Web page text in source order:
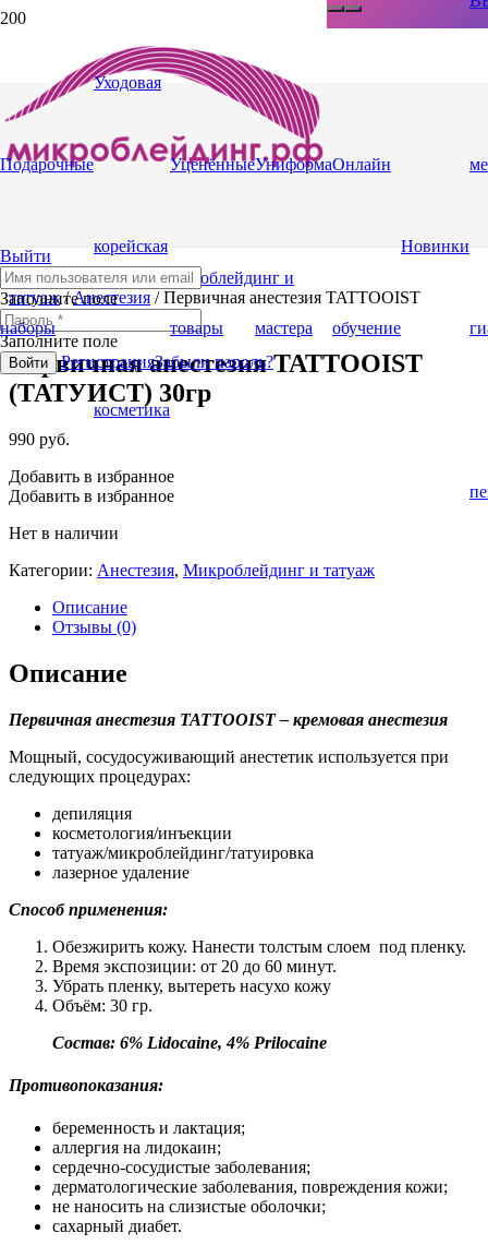
Подарочные
наборы
Уходовая
корейская
косметика
Уценённые
товары
Униформа
мастера
Онлайн
обучение
Новинки
Выйти
Заполните поле
Заполните поле
Войти РегистрацияЗабыли пароль?
Главная/Магазин/ Микроблейдинг и
татуаж/Анестезия / Первичная анестезия TATTOOIST
(ТАТУИСТ) 30гр
Первичная анестезия TATTOOIST
(ТАТУИСТ) 30гр
990 руб.
Добавить в избранное
Добавить в избранное
Нет в наличии
Категории: Анестезия, Микроблейдинг и татуаж
Описание
Отзывы (0)
Описание
Первичная анестезия TATTOOIST – кремовая анестезия
Мощный, сосудосуживающий анестетик используется при
следующих процедурах:
депиляция
косметология/инъекции
татуаж/микроблейдинг/татуировка
лазерное удаление
Способ применения:
Обезжирить кожу. Нанести толстым слоем под пленку.
Время экспозиции: от 20 до 60 минут.
Убрать пленку, вытереть насухо кожу
Объём: 30 гр.
Состав: 6% Lidocaine, 4% Prilocaine
Противопоказания:
беременность и лактация;
аллергия на лидокаин;
сердечно-сосудистые заболевания;
дерматологические заболевания, повреждения кожи;
не наносить на слизистые оболочки;
сахарный диабет.